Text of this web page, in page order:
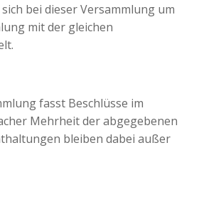
bei dieser Versammlung um
mit der gleichen
fasst Beschlüsse im
Mehrheit der abgegebenen
bleiben dabei außer